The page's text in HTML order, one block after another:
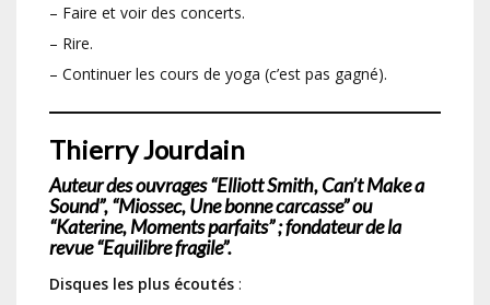
– Faire et voir des concerts.
– Rire.
– Continuer les cours de yoga (c’est pas gagné).
Thierry Jourdain
Auteur des ouvrages “Elliott Smith, Can’t Make a
Sound”, “Miossec, Une bonne carcasse” ou
“Katerine, Moments parfaits” ; fondateur de la
revue “Equilibre fragile”.
Disques les plus écoutés :